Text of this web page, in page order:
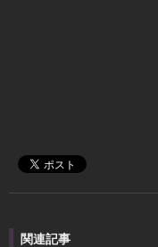
関連記事